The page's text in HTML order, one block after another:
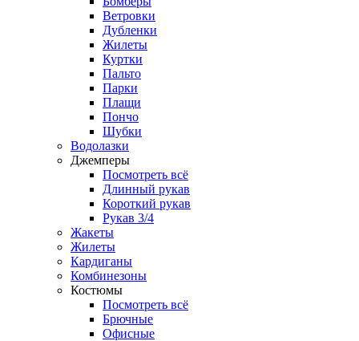
Ветровки
Дубленки
Жилеты
Куртки
Пальто
Парки
Плащи
Пончо
Шубки
Водолазки
Джемперы
Посмотреть всё
Длинный рукав
Короткий рукав
Рукав 3/4
Жакеты
Жилеты
Кардиганы
Комбинезоны
Костюмы
Посмотреть всё
Брючные
Офисные